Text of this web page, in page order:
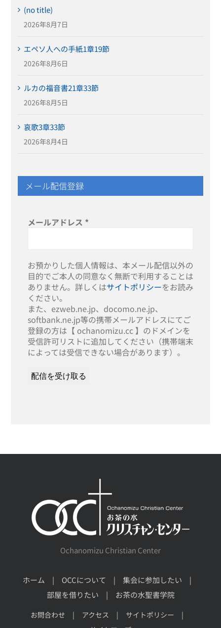
(no title)
2026年8月7日
エペソ人への手紙1章19節
2026年8月6日
ルカの福音書21章33節
2026年8月5日
哀歌3章33節
2026年8月4日
メール配信登録
メールアドレス *
お預かりした個人情報は、本メール配信以外の
目的でご本人の同意なく無断で利用することは
ありません。詳しくはサイトポリシーをお読み
ください。
また、ezweb.ne.jp、docomo.ne.jp、
softbank.ne.jp等の携帯メールアドレスにてご
登録の方は【 ochanomizu.cc 】のドメインを
受信許可リストに追加してください（携帯端末
によっては受信できない場合があります）。
Ochanomizu Christian Center
ホーム OCCについて
集会に参加したい
部屋を借りたい
お茶の水聖書学院
お問合わせ アクセス
サイトポリシー